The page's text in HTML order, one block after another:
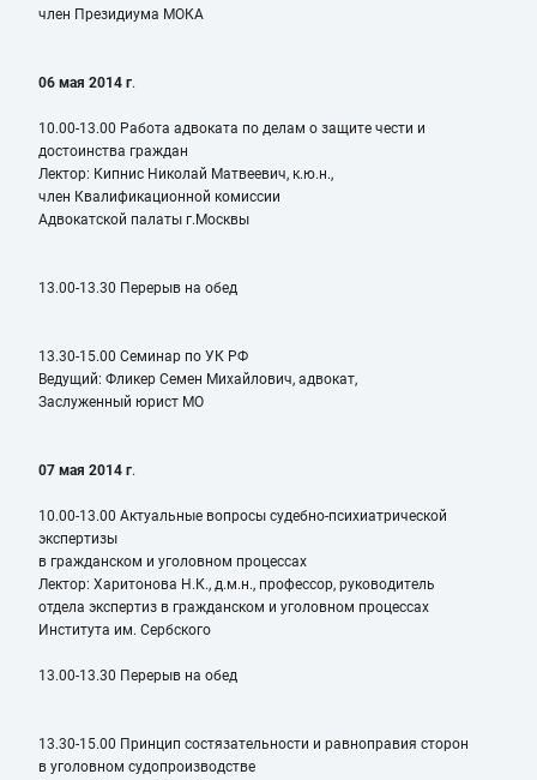
член Президиума МОКА
06 мая 2014 г.
10.00-13.00 Работа адвоката по делам о защите чести и
достоинства граждан
Лектор: Кипнис Николай Матвеевич, к.ю.н.,
член Квалификационной комиссии
Адвокатской палаты г.Москвы
13.00-13.30 Перерыв на обед
13.30-15.00 Семинар по УК РФ
Ведущий: Фликер Семен Михайлович, адвокат,
Заслуженный юрист МО
07 мая 2014 г.
10.00-13.00 Актуальные вопросы судебно-психиатрической
экспертизы
в гражданском и уголовном процессах
Лектор: Харитонова Н.К., д.м.н., профессор, руководитель
отдела экспертиз в гражданском и уголовном процессах
Института им. Сербского
13.00-13.30 Перерыв на обед
13.30-15.00 Принцип состязательности и равноправия сторон
в уголовном судопроизводстве